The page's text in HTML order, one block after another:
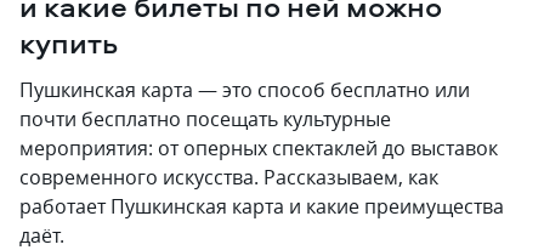
купить
Пушкинская карта — это способ бесплатно или
почти бесплатно посещать культурные
мероприятия: от оперных спектаклей до выставок
современного искусства. Рассказываем‚ как
работает Пушкинская карта и какие преимущества
даёт.